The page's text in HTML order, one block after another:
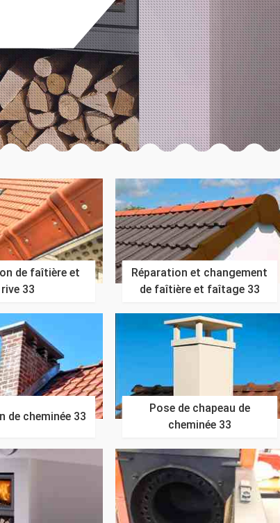
de faîtière et
rive 33
Réparation et changement
de faîtière et faîtage 33
de cheminée 33
Pose de chapeau de
cheminée 33